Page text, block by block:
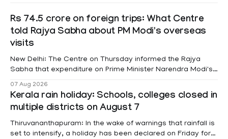
Rs 74.5 crore on foreign trips: What Centre
told Rajya Sabha about PM Modi's overseas
visits
New Delhi: The Centre on Thursday informed the Rajya
Sabha that expenditure on Prime Minister Narendra Modi's
information was provided by Minister of State for External
Affairs Pabitra Margherita in a written reply to questions
raised
07 Aug 2026
Kerala rain holiday: Schools, colleges closed in
multiple districts on August 7
Thiruvananthapuram: In the wake of warnings that rainfall is
set to intensify, a holiday has been declared on Friday for